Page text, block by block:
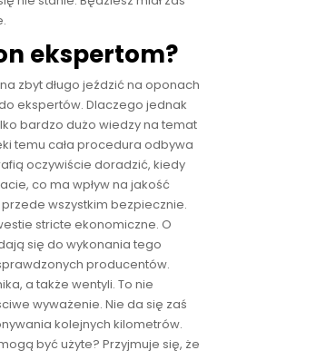
ekspertom?
zbyt długo jeździć na oponach
ekspertów. Dlaczego jednak
bardzo dużo wiedzy na temat
temu cała procedura odbywa
oczywiście doradzić, kiedy
co ma wpływ na jakość
wszystkim bezpiecznie.
stricte ekonomiczne. O
się do wykonania tego
producentów.
a także wentyli. To nie
wyważenie. Nie da się zaś
kolejnych kilometrów.
być użyte? Przyjmuje się, że